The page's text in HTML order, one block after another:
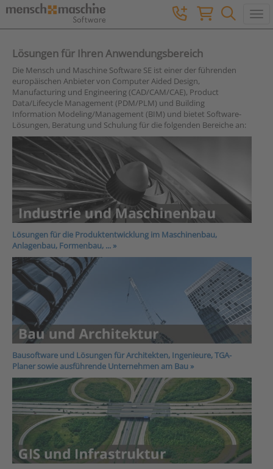
Lösungen für Ihren Anwendungsbereich
Die Mensch und Maschine Software SE ist einer der führenden
europäischen Anbieter von Computer Aided Design,
Manufacturing und Engineering (CAD/CAM/CAE), Product
Data/Lifecycle Management (PDM/PLM) und Building
Information Modeling/Management (BIM) und bietet Software-
Lösungen, Beratung und Schulung für die folgenden Bereiche an:
Lösungen für die Produktentwicklung im Maschinenbau,
Anlagenbau, Formenbau, ... »
Bausoftware und Lösungen für Architekten, Ingenieure, TGA-
Planer sowie ausführende Unternehmen am Bau »